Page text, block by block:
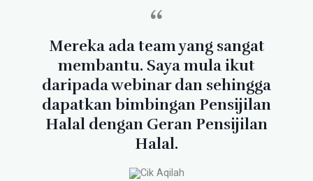
“
Mereka ada team yang sangat
membantu. Saya mula ikut
daripada webinar dan sehingga
dapatkan bimbingan Pensijilan
Halal dengan Geran Pensijilan
Halal.